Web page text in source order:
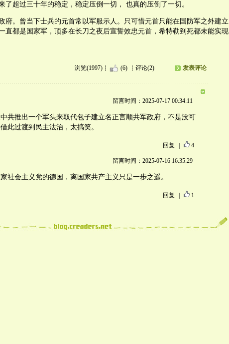
了超过三十年的稳定，稳定压倒一切， 也真的压倒了一切。
府。曾当下士兵的元首常以军服示人。只可惜元首只能在国防军之外建立
直都是国家军，顶多在长刀之夜后宣誓效忠元首，希特勒到死都未能实现
浏览(1997) (6) 评论(2) 发表评论
留言时间：2025-07-17 00:34:11
共推出一个军头来取代包子建立名正言顺共军政府，不是没可
此过渡到民主法治，太搞笑。
回复 4
留言时间：2025-07-16 16:35:29
社会主义党的德国，离国家共产主义只是一步之遥。
回复 1